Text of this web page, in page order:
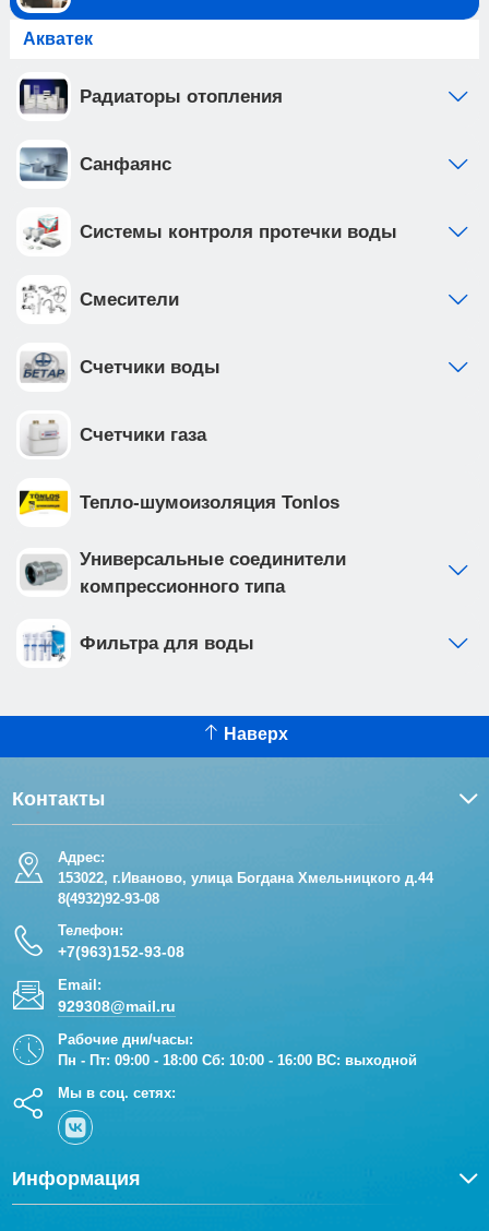
Акватек
Радиаторы отопления
Санфаянс
Системы контроля протечки воды
Смесители
Счетчики воды
Счетчики газа
Тепло-шумоизоляция Tonlos
Универсальные соединители
компрессионного типа
Фильтра для воды
Наверх
Контакты
Адрес:
153022, г.Иваново, улица Богдана Хмельницкого д.44
8(4932)92-93-08
Телефон:
+7(963)152-93-08
Email:
929308@mail.ru
Рабочие дни/часы:
Пн - Пт: 09:00 - 18:00 Сб: 10:00 - 16:00 ВС: выходной
Мы в соц. сетях:
Информация